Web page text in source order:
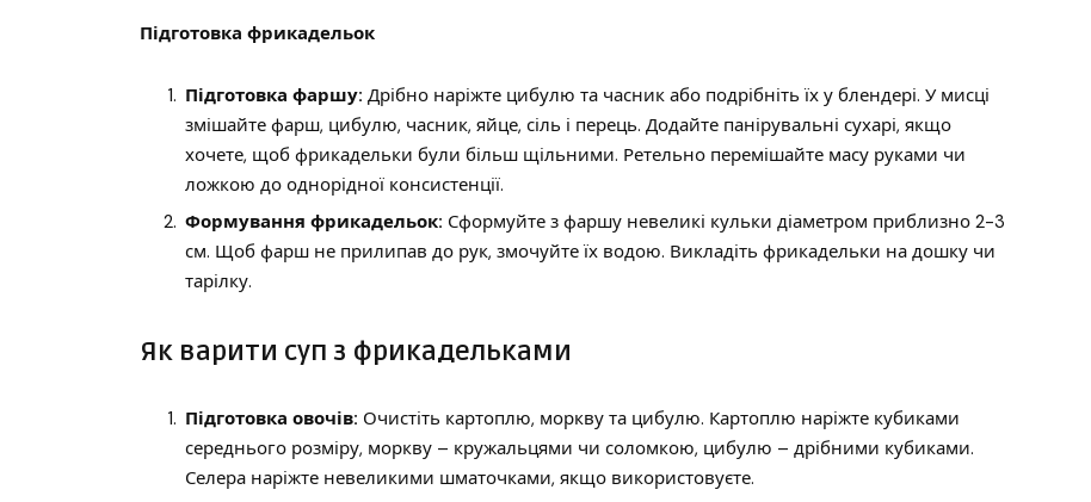
Підготовка фрикадельок
Підготовка фаршу: Дрібно наріжте цибулю та часник або подрібніть їх у блендері. У мисці
змішайте фарш, цибулю, часник, яйце, сіль і перець. Додайте панірувальні сухарі, якщо
хочете, щоб фрикадельки були більш щільними. Ретельно перемішайте масу руками чи
ложкою до однорідної консистенції.
Формування фрикадельок: Сформуйте з фаршу невеликі кульки діаметром приблизно 2-3
см. Щоб фарш не прилипав до рук, змочуйте їх водою. Викладіть фрикадельки на дошку чи
тарілку.
Як варити суп з фрикадельками
Підготовка овочів: Очистіть картоплю, моркву та цибулю. Картоплю наріжте кубиками
середнього розміру, моркву – кружальцями чи соломкою, цибулю – дрібними кубиками.
Селера наріжте невеликими шматочками, якщо використовуєте.